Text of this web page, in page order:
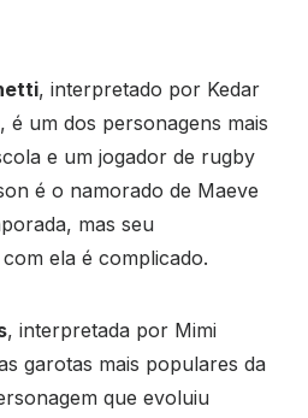
, interpretado por Kedar
é um dos personagens mais
e um jogador de rugby
é o namorado de Maeve
mas seu
ela é complicado.
, interpretada por Mimi
garotas mais populares da
que evoluiu